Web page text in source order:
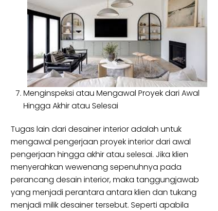
Menginspeksi atau Mengawal Proyek dari Awal
Hingga Akhir atau Selesai
Tugas lain dari desainer interior adalah untuk
mengawal pengerjaan proyek interior dari awal
pengerjaan hingga akhir atau selesai. Jika klien
menyerahkan wewenang sepenuhnya pada
perancang desain interior, maka tanggungjawab
yang menjadi perantara antara klien dan tukang
menjadi milik desainer tersebut. Seperti apabila